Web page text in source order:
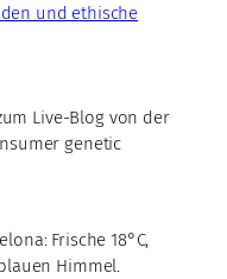
und ethische
Live-Blog von der
genetic
Frische 18°C,
Himmel.